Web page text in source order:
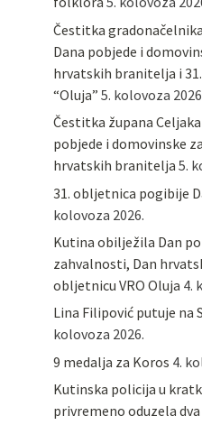
Čestitka
Dana pobjede i
hrvatskih branitelja i
“Oluja” 5. kolovoza
Čestitka župana
pobjede i domovinske
hrvatskih branitelja 5.
31. obljetnica pogibije
kolovoza 2026.
Kutina obilježila Dan
zahvalnosti, Dan
obljetnicu VRO Oluja 4.
Lina Filipović putuje na
kolovoza 2026.
9 medalja za Koros 4.
Kutinska policija u
privremeno oduzela